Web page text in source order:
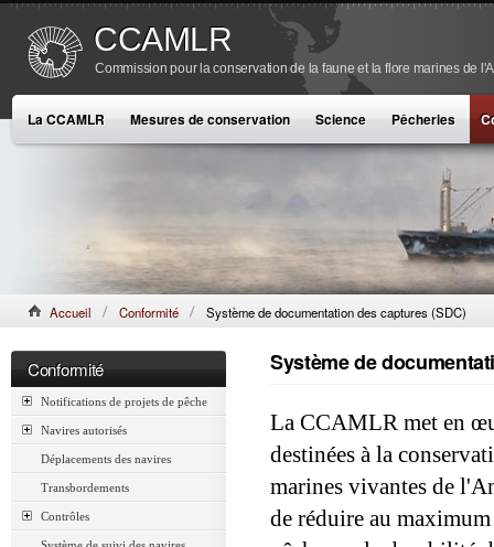
CCAMLR
Commission pour la conservation de la faune et la flore marines de
La CCAMLR Mesures de conservation Science Pêcheries
Accueil Conformité Système de documentation des captures (SDC)
Conformité
Notifications de projets de pêche
Navires autorisés
Déplacements des navires
Transbordements
Contrôles
Système de
La CCAMLR met en
destinées à la
marines vivantes de
de réduire au